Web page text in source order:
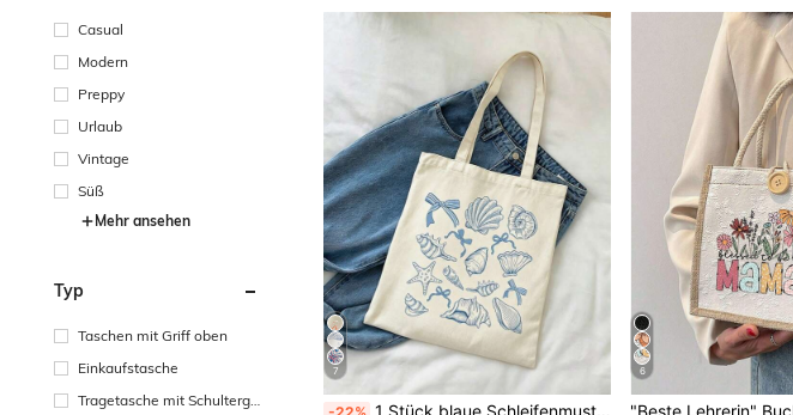
Casual
Modern
Preppy
Urlaub
Vintage
Süß
Mehr ansehen
Typ
Taschen mit Griff oben
Einkaufstasche
Tragetasche mit Schultergu
7
1 Stück blaue Schleifenmuster wiederverwendbare Tragetasche, faltbare Einkaufstasche mit großer Kapazität, minimalistischer bohemian Stil Handtasche geeignet für Arbeit, Reisen, Einkaufen, Schule, passend für Teenager, College Mädchen und Bürodamen
6